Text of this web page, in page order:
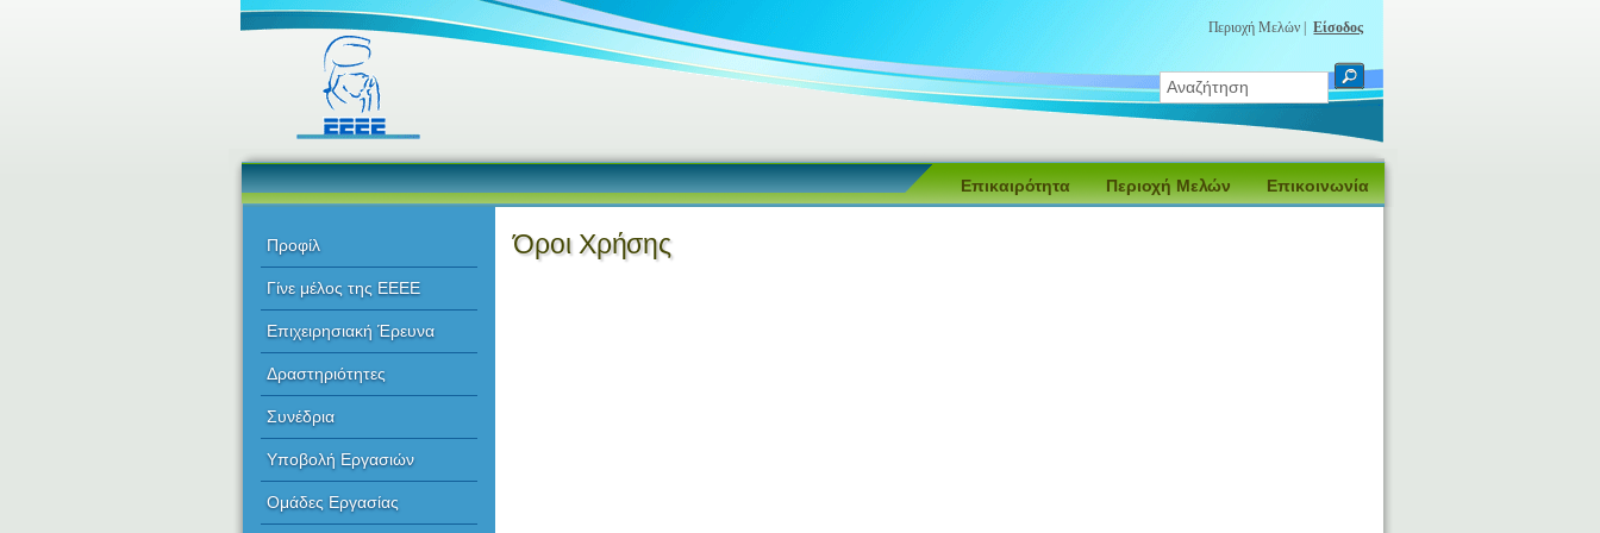
Περιοχή Μελών | Είσοδος
Επικαιρότητα Περιοχή Μελών Επικοινωνία
Προφίλ
Γίνε μέλος της ΕΕΕΕ
Επιχειρησιακή Έρευνα
Δραστηριότητες
Συνέδρια
Υποβολή Εργασιών
Ομάδες Εργασίας
Όροι Χρήσης